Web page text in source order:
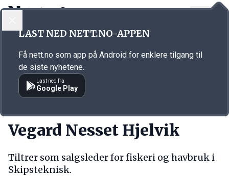
Annonsørinnhold
Vegard Nesset Hjelvik
Tiltrer som salgsleder for fiskeri og havbruk i
Skipsteknisk.
LAST NED NETT.NO-APPEN
Få nett.no som app på Android for enklere tilgang til
de siste nyhetene.
Last ned fra
Google Play